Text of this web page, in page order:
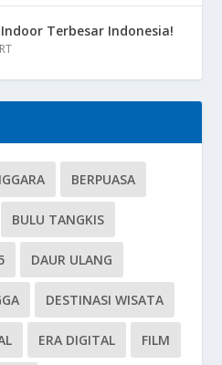
Terbesar Indonesia!
BERPUASA
BULU TANGKIS
DAUR ULANG
DESTINASI WISATA
ERA DIGITAL FILM